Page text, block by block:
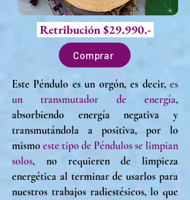
Retribución $29.990.-
Comprar
Este Péndulo es un orgón, es decir, es
un transmutador de energía,
absorbiendo energía negativa y
transmutándola a positiva, por lo
mismoeste tipo de Péndulos se limpian
solos, no requieren de limpieza
energética al terminar de usarlos para
nuestros trabajos radiestésicos, lo que